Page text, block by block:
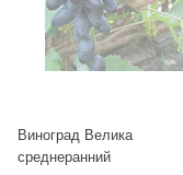
Виноград Велика
среднеранний